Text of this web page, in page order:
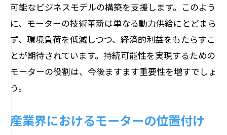
社会の持続可能性とモーターの影響
持続可能な社会実現に向けたモーターの
役割
モーター技術が可能にする持続可能な社
会
持続可能なコミュニティ構築に貢献する
可能なビジネスモデルの構築を支援します。このよう
に、モーターの技術革新は単なる動力供給にとどまら
ず、環境負荷を低減しつつ、経済的利益をもたらすこ
とが期待されています。持続可能性を実現するための
モーターの役割は、今後ますます重要性を増すでしょ
う。
産業界におけるモーターの位置付け